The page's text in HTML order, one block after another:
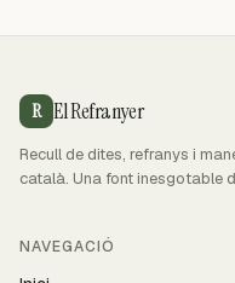
R El Refranyer
Recull de dites, refranys i
català. Una font inesgotable
NAVEGACIÓ